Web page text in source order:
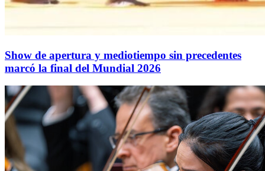
Show de apertura y mediotiempo sin precedentes
marcó la final del Mundial 2026